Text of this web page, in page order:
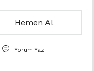
Hemen Al
Yorum Yaz